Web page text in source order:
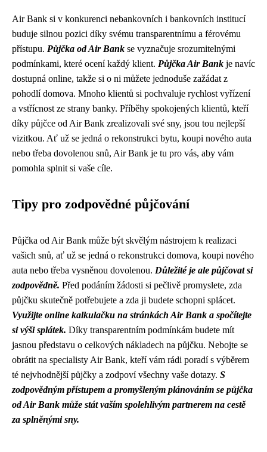
Air Bank si v konkurenci nebankovních i bankovních institucí
buduje silnou pozici díky svému transparentnímu a férovému
přístupu. Půjčka od Air Bank se vyznačuje srozumitelnými
podmínkami, které ocení každý klient. Půjčka Air Bank je navíc
dostupná online, takže si o ni můžete jednoduše zažádat z
pohodlí domova. Mnoho klientů si pochvaluje rychlost vyřízení
a vstřícnost ze strany banky. Příběhy spokojených klientů, kteří
díky půjčce od Air Bank zrealizovali své sny, jsou tou nejlepší
vizitkou. Ať už se jedná o rekonstrukci bytu, koupi nového auta
nebo třeba dovolenou snů, Air Bank je tu pro vás, aby vám
pomohla splnit si vaše cíle.
Tipy pro zodpovědné půjčování
Půjčka od Air Bank může být skvělým nástrojem k realizaci
vašich snů, ať už se jedná o rekonstrukci domova, koupi nového
auta nebo třeba vysněnou dovolenou. Důležité je ale půjčovat si
zodpovědně. Před podáním žádosti si pečlivě promyslete, zda
půjčku skutečně potřebujete a zda ji budete schopni splácet.
Využijte online kalkulačku na stránkách Air Bank a spočítejte
si výši splátek. Díky transparentním podmínkám budete mít
jasnou představu o celkových nákladech na půjčku. Nebojte se
obrátit na specialisty Air Bank, kteří vám rádi poradí s výběrem
té nejvhodnější půjčky a zodpoví všechny vaše dotazy. S
zodpovědným přístupem a promyšleným plánováním se půjčka
od Air Bank může stát vaším spolehlivým partnerem na cestě
za splněnými sny.